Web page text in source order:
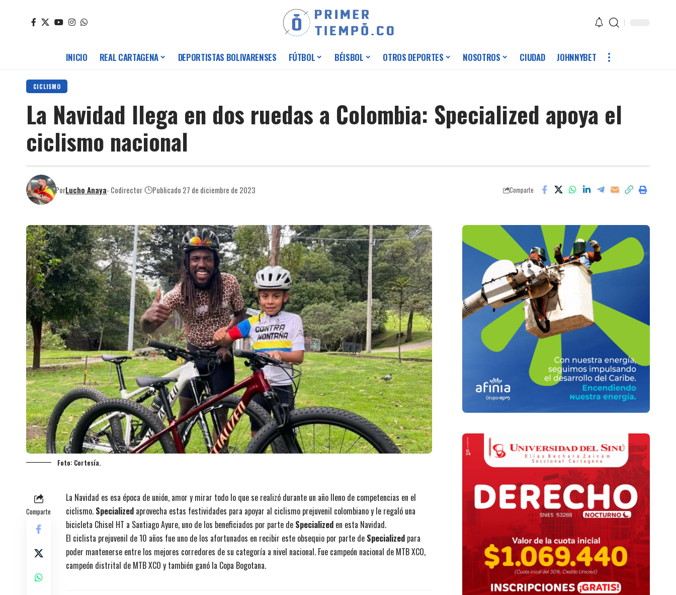
INICIO REAL CARTAGENA DEPORTISTAS BOLIVARENSES FÚTBOL BÉISBOL OTROS DEPORTES NOSOTROS CIUDAD JOHNNYBET
CICLISMO
La Navidad llega en dos ruedas a Colombia: Specialized apoya el
ciclismo nacional
PorLucho Anaya- Codirector Publicado 27 de diciembre de 2023 Comparte
Foto: Cortesía.
Comparte
La Navidad es esa época de unión, amor y mirar todo lo que se realizó durante un año lleno de competencias en el
ciclismo. Specialized aprovecha estas festividades para apoyar al ciclismo prejuvenil colombiano y le regaló una
bicicleta Chisel HT a Santiago Ayure, uno de los beneficiados por parte de Specialized en esta Navidad.
El ciclista prejuvenil de 10 años fue uno de los afortunados en recibir este obsequio por parte de Specialized para
poder mantenerse entre los mejores corredores de su categoría a nivel nacional. Fue campeón nacional de MTB XCO,
campeón distrital de MTB XCO y también ganó la Copa Bogotana.